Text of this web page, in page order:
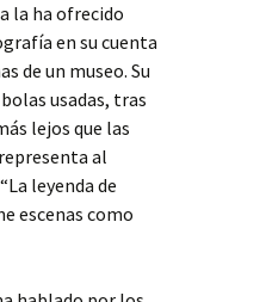
la ha ofrecido
en su cuenta
de un museo. Su
usadas, tras
lejos que las
al
leyenda de
escenas como